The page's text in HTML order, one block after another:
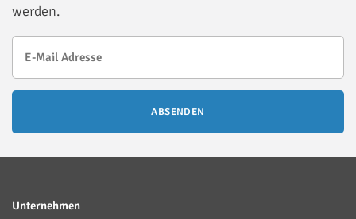
werden.
ABSENDEN
Unternehmen